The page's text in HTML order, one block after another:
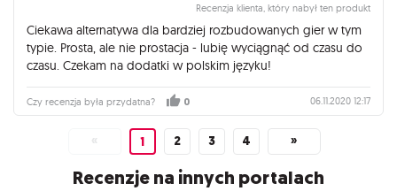
Recenzja klienta, który nabył ten produkt
Ciekawa alternatywa dla bardziej rozbudowanych gier w tym
typie. Prosta, ale nie prostacja - lubię wyciągnąć od czasu do
czasu. Czekam na dodatki w polskim języku!
Czy recenzja była przydatna? 0 06.11.2020 12:17
« 1 2 3 4 »
Recenzje na innych portalach